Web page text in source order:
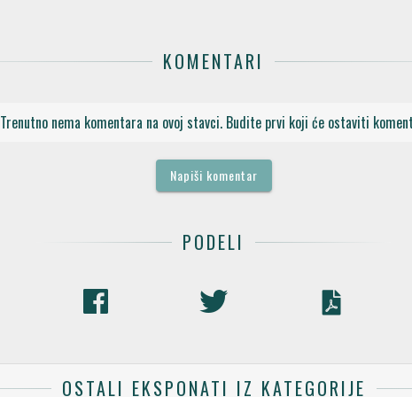
KOMENTARI
Trenutno nema komentara na ovoj stavci. Budite prvi koji će ostaviti
Napiši komentar
PODELI
OSTALI EKSPONATI IZ KATEGORIJE